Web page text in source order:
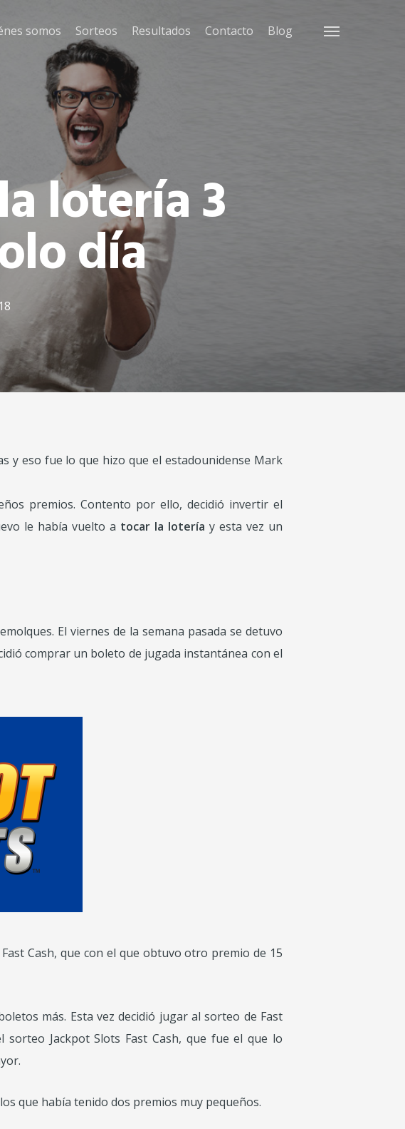
somos Sorteos Resultados Contacto Blog Menu
lotería 3
día
y eso fue lo que hizo que el estadounidense Mark
premios. Contento por ello, decidió invertir el
le había vuelto a tocar la lotería y esta vez un
El viernes de la semana pasada se detuvo
comprar un boleto de jugada instantánea con el
Cash, que con el que obtuvo otro premio de 15
más. Esta vez decidió jugar al sorteo de Fast
Jackpot Slots Fast Cash, que fue el que lo
que había tenido dos premios muy pequeños.